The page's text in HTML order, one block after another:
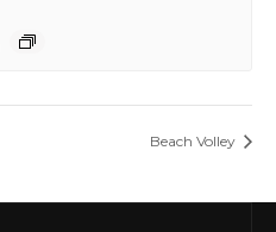
Beach Volley